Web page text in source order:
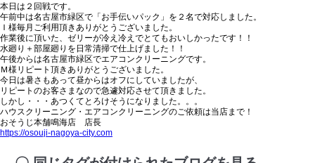
本日は２回戦です。
午前中は名古屋市緑区で「お手伝いパック」を２名で対応しました。
Ｉ様毎月ご利用頂きありがとうございました。
作業後に頂いた、ゼリーが冷え冷えでとてもおいしかったです！！
水廻り＋部屋廻りを日常清掃で仕上げました！！
午後からは名古屋市緑区でエアコンクリーニングです。
Ｍ様リピート頂きありがとうございました。
今日は暑さもあって昼からはオフにしていましたが、
リピートのお客さまなので急遽対応させて頂きました。
しかし・・・あつくてとろけそうになりました。。。
ハウスクリーニング・エアコンクリーニングのご依頼は当店まで！
おそうじ本舗鳴海店 店長
https://osouji-nagoya-city.com